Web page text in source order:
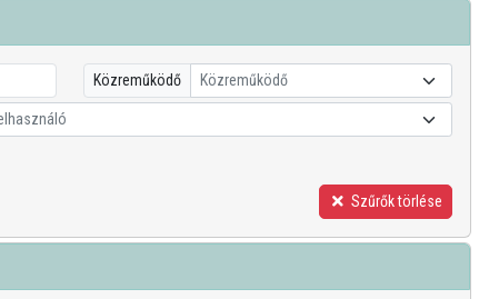
Közreműködő Közreműködő
Szűrők törlése